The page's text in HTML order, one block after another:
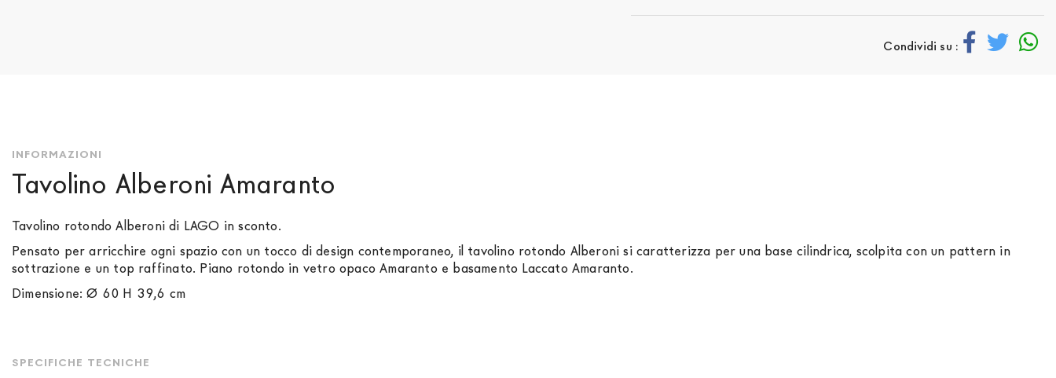
Condividi su :
INFORMAZIONI
Tavolino Alberoni Amaranto
Tavolino rotondo Alberoni di LAGO in sconto.
Pensato per arricchire ogni spazio con un tocco di design contemporaneo, il tavolino rotondo Alberoni si caratterizza per una base cilindrica, scolpita con un pattern in
sottrazione e un top raffinato. Piano rotondo in vetro opaco Amaranto e basamento Laccato Amaranto.
Dimensione:Ø 60 H 39,6 cm
SPECIFICHE TECNICHE